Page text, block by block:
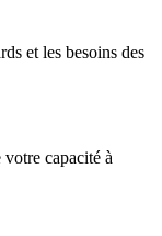
et les besoins des
capacité à